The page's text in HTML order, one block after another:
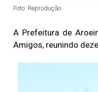
Foto: Reprodução
A Prefeitura de
Amigos, reunindo